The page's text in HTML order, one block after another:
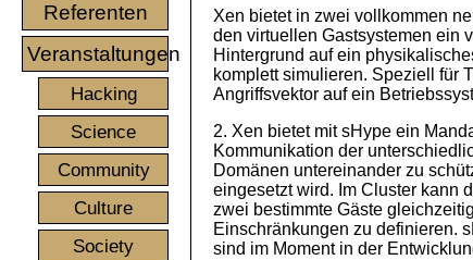
Referenten
Veranstaltungen
Hacking
Science
Community
Culture
Society
Xen bietet in zwei vollkommen
den virtuellen Gastsystemen ein
Hintergrund auf ein
komplett simulieren. Speziell für
Angriffsvektor auf ein
2. Xen bietet mit sHype ein
Kommunikation der
Domänen untereinander zu
eingesetzt wird. Im Cluster kann
zwei bestimmte Gäste
Einschränkungen zu definieren.
sind im Moment in der